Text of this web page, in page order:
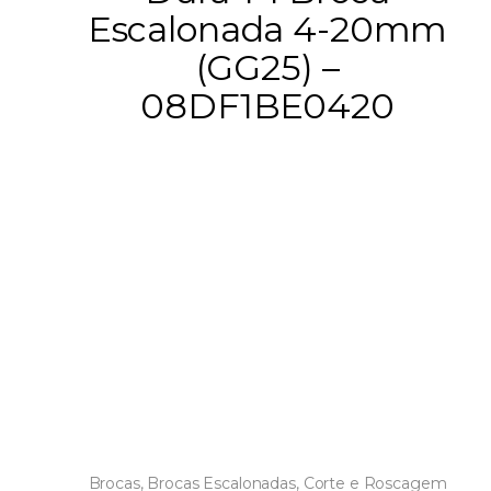
Escalonada 4-20mm
(GG25) –
08DF1BE0420
Brocas, Brocas Escalonadas, Corte e Roscagem